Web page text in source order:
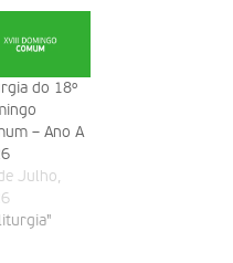
do 18º
– Ano A
Julho,